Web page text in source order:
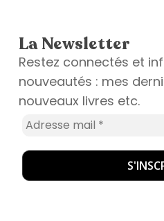
La Newsletter
Restez connectés et
nouveautés : mes
nouveaux livres etc.